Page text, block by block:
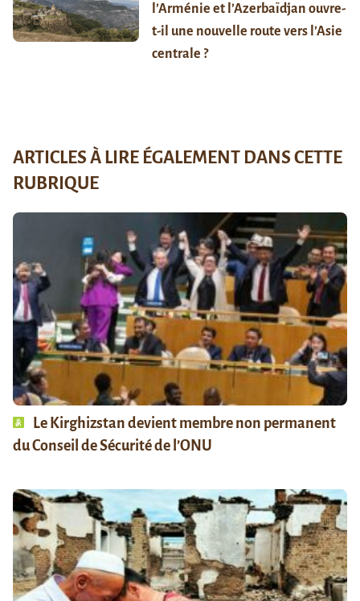
l’Arménie et l’Azerbaïdjan ouvre-
t-il une nouvelle route vers l’Asie
centrale ?
ARTICLES À LIRE ÉGALEMENT DANS CETTE
RUBRIQUE
Le Kirghizstan devient membre non permanent
du Conseil de Sécurité de l’ONU